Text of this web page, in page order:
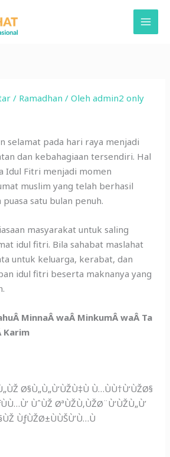
/ Ramadhan / Olehadmin2 only
selamat pada hari raya menjadi
dan kebahagiaan tersendiri. Hal
Idul Fitri menjadi momen
muslim yang telah berhasil
satu bulan penuh.
masyarakat untuk saling
idul fitri. Bila sahabat maslahat
untuk keluarga, kerabat, dan
idul fitri beserta maknanya yang
MinnaÂ waÂ MinkumÂ waÂ Ta
Karim
Ø§Ù„Ù„Ù‘ÙŽÙ‡Ù Ù…ÙÙ†Ù‘ÙŽØ§
ÙˆÙŽ ØªÙŽÙ‚ÙŽØ¨Ù‘ÙŽÙ„Ù’
ÙƒÙŽØ±ÙÙŠÙ’Ù…Ù